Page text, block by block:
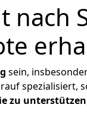
nach
sein,
spezialisiert,
zu unterstützen